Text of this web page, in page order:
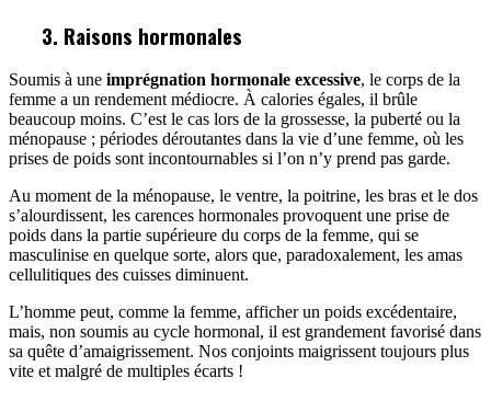
3. Raisons hormonales
Soumis à une imprégnation hormonale excessive, le corps de la
femme a un rendement médiocre. À calories égales, il brûle
beaucoup moins. C’est le cas lors de la grossesse, la puberté ou la
ménopause ; périodes déroutantes dans la vie d’une femme, où les
prises de poids sont incontournables si l’on n’y prend pas garde.
Au moment de la ménopause, le ventre, la poitrine, les bras et le dos
s’alourdissent, les carences hormonales provoquent une prise de
poids dans la partie supérieure du corps de la femme, qui se
masculinise en quelque sorte, alors que, paradoxalement, les amas
cellulitiques des cuisses diminuent.
L’homme peut, comme la femme, afficher un poids excédentaire,
mais, non soumis au cycle hormonal, il est grandement favorisé dans
sa quête d’amaigrissement. Nos conjoints maigrissent toujours plus
vite et malgré de multiples écarts !